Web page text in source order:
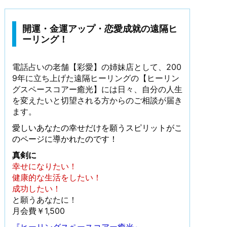
開運・金運アップ・恋愛成就の遠隔ヒ
ーリング！
電話占いの老舗【彩愛】の姉妹店として、200
9年に立ち上げた遠隔ヒーリングの【ヒーリン
グスペースコアー癒光】には日々、自分の人生
を変えたいと切望される方からのご相談が届き
ます。
愛しいあなたの幸せだけを願うスピリットがこ
のページに導かれたのです！
真剣に
幸せになりたい！
健康的な生活をしたい！
成功したい！
と願うあなたに！
月会費￥1,500